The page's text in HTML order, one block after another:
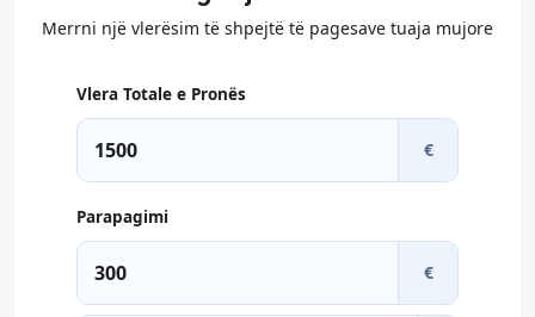
Merrni një vlerësim të shpejtë të pagesave tuaja mujore
Vlera Totale e Pronës
€
Parapagimi
€